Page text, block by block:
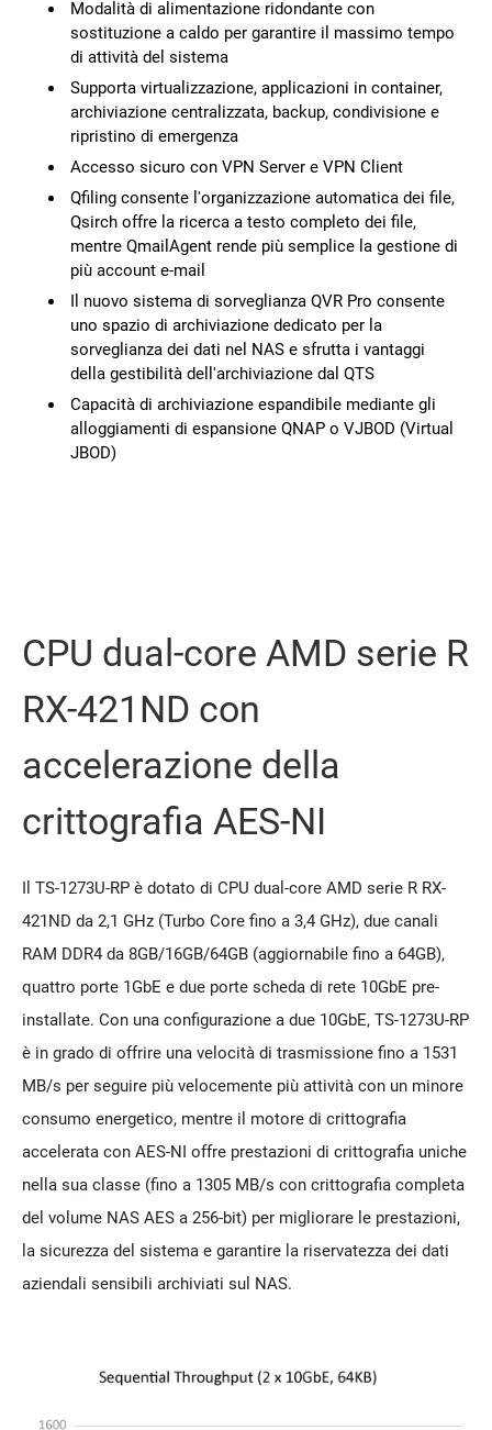
Modalità di alimentazione ridondante con
sostituzione a caldo per garantire il massimo tempo
di attività del sistema
Supporta virtualizzazione, applicazioni in container,
archiviazione centralizzata, backup, condivisione e
ripristino di emergenza
Accesso sicuro con VPN Server e VPN Client
Qfiling consente l'organizzazione automatica dei file,
Qsirch offre la ricerca a testo completo dei file,
mentre QmailAgent rende più semplice la gestione di
più account e-mail
Il nuovo sistema di sorveglianza QVR Pro consente
uno spazio di archiviazione dedicato per la
sorveglianza dei dati nel NAS e sfrutta i vantaggi
della gestibilità dell'archiviazione dal QTS
Capacità di archiviazione espandibile mediante gli
alloggiamenti di espansione QNAP o VJBOD (Virtual
JBOD)
CPU dual-core AMD serie R
RX-421ND con
accelerazione della
crittografia AES-NI
Il TS-1273U-RP è dotato di CPU dual-core AMD serie R RX-
421ND da 2,1 GHz (Turbo Core fino a 3,4 GHz), due canali
RAM DDR4 da 8GB/16GB/64GB (aggiornabile fino a 64GB),
quattro porte 1GbE e due porte scheda di rete 10GbE pre-
installate. Con una configurazione a due 10GbE, TS-1273U-RP
è in grado di offrire una velocità di trasmissione fino a 1531
MB/s per seguire più velocemente più attività con un minore
consumo energetico, mentre il motore di crittografia
accelerata con AES-NI offre prestazioni di crittografia uniche
nella sua classe (fino a 1305 MB/s con crittografia completa
del volume NAS AES a 256-bit) per migliorare le prestazioni,
la sicurezza del sistema e garantire la riservatezza dei dati
aziendali sensibili archiviati sul NAS.